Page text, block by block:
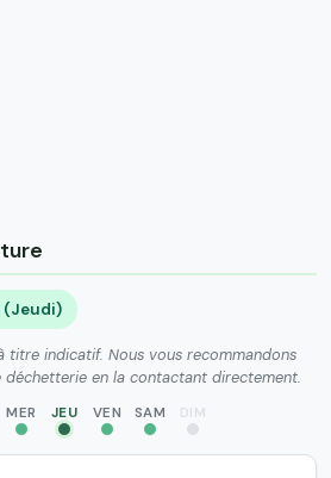
titre indicatif. Nous vous recommandons
en la contactant directement.
MER JEU VEN SAM DIM